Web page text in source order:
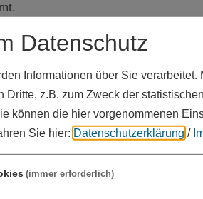
Datenschutz
Informationen über Sie verarbeitet.
z.B. zum Zweck der statistischen
können die hier vorgenommenen
Sie hier: Datenschutzerklärung /
(immer erforderlich)